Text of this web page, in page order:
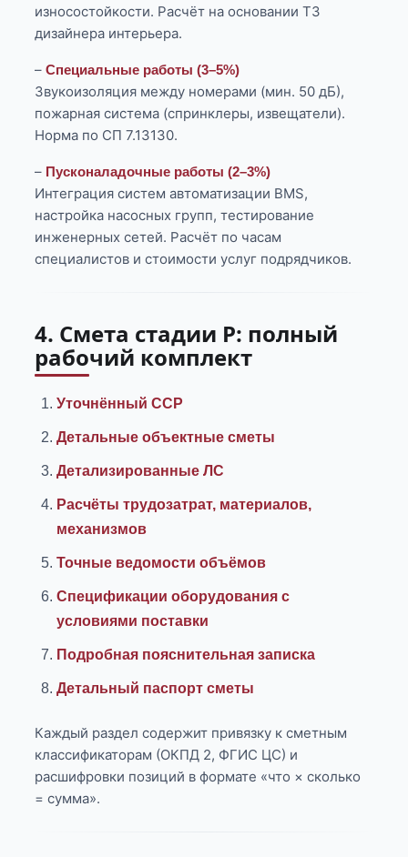
износостойкости. Расчёт на основании ТЗ
дизайнера интерьера.
–Специальные работы (3–5%)
Звукоизоляция между номерами (мин. 50 дБ),
пожарная система (спринклеры, извещатели).
Норма по СП 7.13130.
– Пусконаладочные работы (2–3%)
Интеграция систем автоматизации BMS,
настройка насосных групп, тестирование
инженерных сетей. Расчёт по часам
специалистов и стоимости услуг подрядчиков.
4. Смета стадии Р: полный
рабочий комплект
Уточнённый ССР
Детальные объектные сметы
Детализированные ЛС
Расчёты трудозатрат, материалов,
механизмов
Точные ведомости объёмов
Спецификации оборудования с
условиями поставки
Подробная пояснительная записка
Детальный паспорт сметы
Каждый раздел содержит привязку к сметным
классификаторам (ОКПД 2, ФГИС ЦС) и
расшифровки позиций в формате «что × сколько
= сумма».